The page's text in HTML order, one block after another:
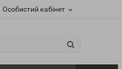
Особистий кабінет